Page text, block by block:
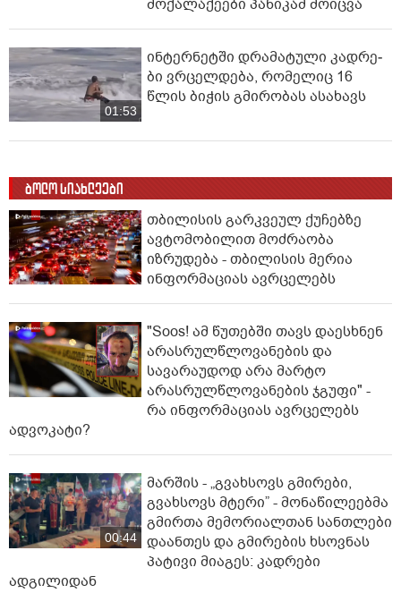
მოქალაქეები პანიკამ მოიცვა
01:53
ინ­ტერ­ნეტ­ში დრა­მა­ტუ­ლი კად­რე­
ბი ვრცელდება, რომელიც 16
წლის ბიჭის გმირობას ასახავს
ბოლო სიახლეები
თბილისის გარკვეულ ქუჩებზე
ავტომობილით მოძრაობა
იზრუდება - თბილისის მერია
ინფორმაციას ავრცელებს
"Soos! ამ წუთებში თავს დაესხნენ
არასრულწლოვანების და
სავარაუდოდ არა მარტო
არასრულწლოვანების ჯგუფი" -
რა ინფორმაციას ავრცელებს
ადვოკატი?
00:44
მარშის - „გვახსოვს გმირები,
გვახსოვს მტერი” - მონაწილეებმა
გმირთა მემორიალთან სანთლები
დაანთეს და გმირების ხსოვნას
პატივი მიაგეს: კადრები
ადგილიდან